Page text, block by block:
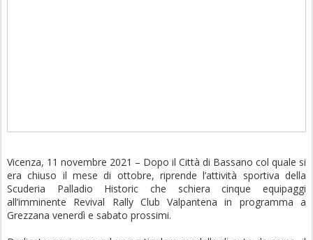
Vicenza, 11 novembre 2021 – Dopo il Città di Bassano col quale si
era chiuso il mese di ottobre, riprende l’attività sportiva della
Scuderia Palladio Historic che schiera cinque equipaggi
all’imminente Revival Rally Club Valpantena in programma a
Grezzana venerdì e sabato prossimi.